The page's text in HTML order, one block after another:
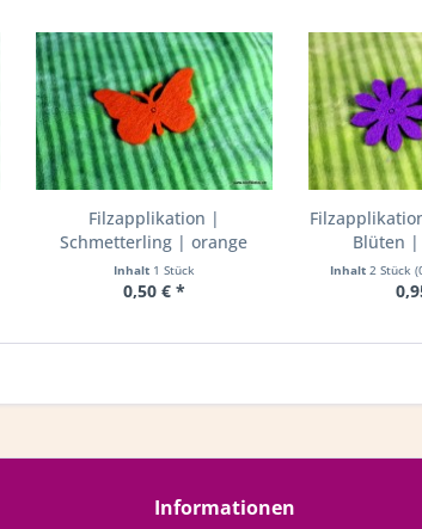
Filzapplikation |
Schmetterling | orange
Inhalt 1 Stück
0,50 € *
Blüten
Inhalt2 Stück
Informationen